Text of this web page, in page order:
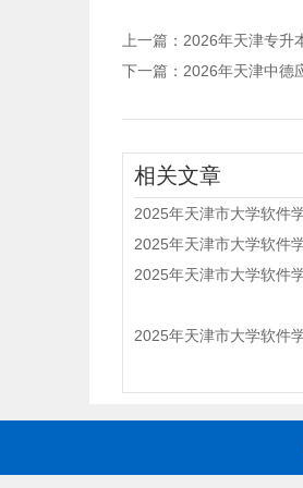
上一篇： 2026年天津专升
下一篇： 2026年天津中德
相关文章
2025年天津市大学软件
2025年天津市大学软件
2025年天津市大学软件
2025年天津市大学软件